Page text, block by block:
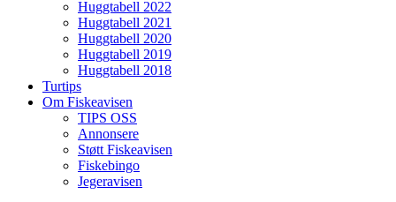
Huggtabell 2022
Huggtabell 2021
Huggtabell 2020
Huggtabell 2019
Huggtabell 2018
Turtips
Om Fiskeavisen
TIPS OSS
Annonsere
Støtt Fiskeavisen
Fiskebingo
Jegeravisen